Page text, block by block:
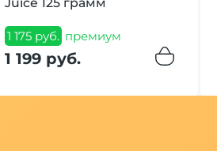
1 175 руб. премиум
1 199 руб.